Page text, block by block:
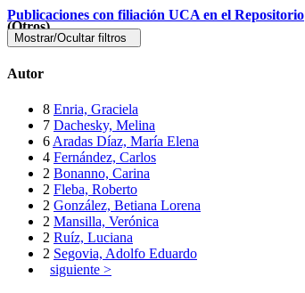
Publicaciones con filiación UCA en el Repositorio
(Otros)
Autor
8 Enria, Graciela
7 Dachesky, Melina
6 Aradas Díaz, María Elena
4 Fernández, Carlos
2 Bonanno, Carina
2 Fleba, Roberto
2 González, Betiana Lorena
2 Mansilla, Verónica
2 Ruíz, Luciana
2 Segovia, Adolfo Eduardo
siguiente >